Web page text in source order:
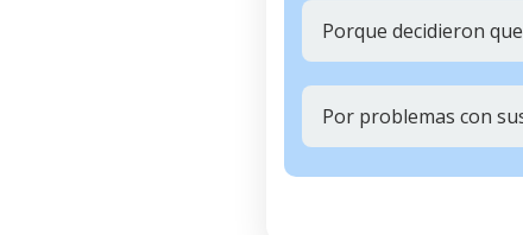
Porque decidieron
Por problemas con